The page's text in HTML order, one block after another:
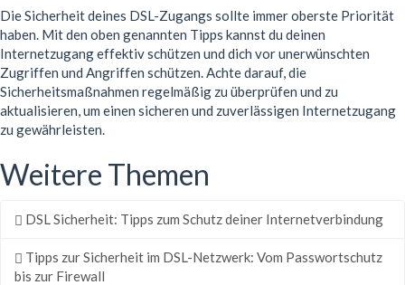
Die Sicherheit deines DSL-Zugangs sollte immer oberste Priorität
haben. Mit den oben genannten Tipps kannst du deinen
Internetzugang effektiv schützen und dich vor unerwünschten
Zugriffen und Angriffen schützen. Achte darauf, die
Sicherheitsmaßnahmen regelmäßig zu überprüfen und zu
aktualisieren, um einen sicheren und zuverlässigen Internetzugang
zu gewährleisten.
Weitere Themen
DSL Sicherheit: Tipps zum Schutz deiner Internetverbindung
Tipps zur Sicherheit im DSL-Netzwerk: Vom Passwortschutz
bis zur Firewall